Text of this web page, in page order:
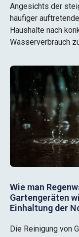
Angesichts der
häufiger
Haushalte nach
Wasserverbrauch
Wie man
Gartengeräten
Einhaltung der
Die Reinigung von